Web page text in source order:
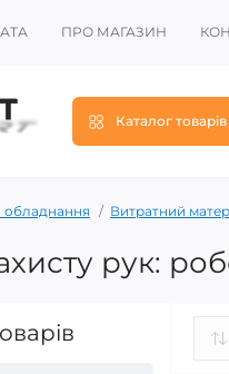
ПРО МАГАЗИН
Каталог товарів
обладнання Витратний
рук: